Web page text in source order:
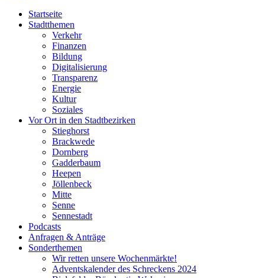
Startseite
Stadtthemen
Verkehr
Finanzen
Bildung
Digitalisierung
Transparenz
Energie
Kultur
Soziales
Vor Ort in den Stadtbezirken
Stieghorst
Brackwede
Dornberg
Gadderbaum
Heepen
Jöllenbeck
Mitte
Senne
Sennestadt
Podcasts
Anfragen & Anträge
Sonderthemen
Wir retten unsere Wochenmärkte!
Adventskalender des Schreckens 2024